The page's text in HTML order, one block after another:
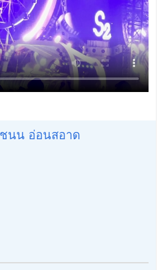
นน อ่อนสอาด